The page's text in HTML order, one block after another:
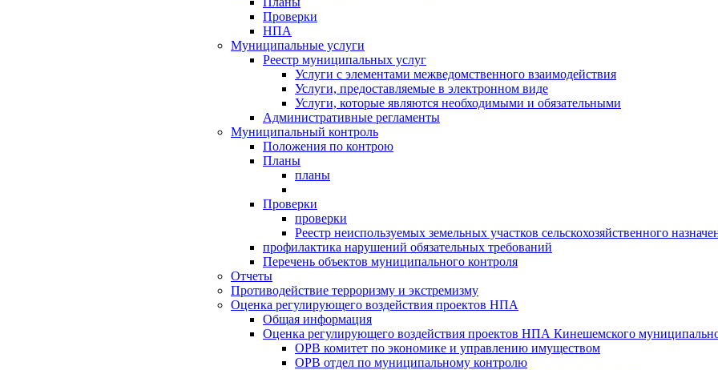
Проверки
НПА
Муниципальные услуги
Реестр муниципальных услуг
Услуги с элементами межведомственного взаимодействия
Услуги, предоставляемые в электронном виде
Услуги, которые являются необходимыми и обязательными
Административные регламенты
Муниципальный контроль
Положения по контрою
Планы
планы
Проверки
проверки
Реестр неиспользуемых земельных участков сельскохозяйственного
профилактика нарушений обязательных требований
Перечень объектов муниципального контроля
Отчеты
Противодействие терроризму и экстремизму
Оценка регулирующего воздействия проектов НПА
Общая информация
Оценка регулирующего воздействия проектов НПА Кинешемского
ОРВ комитет по экономике и управлению имуществом
ОРВ отдел по муниципальному контролю